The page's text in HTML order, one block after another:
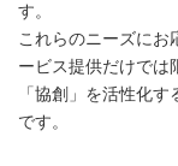
す。
これらのニーズにお
ービス提供だけでは
「協創」を活性化
です。